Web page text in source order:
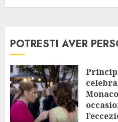
POTRESTI AVER